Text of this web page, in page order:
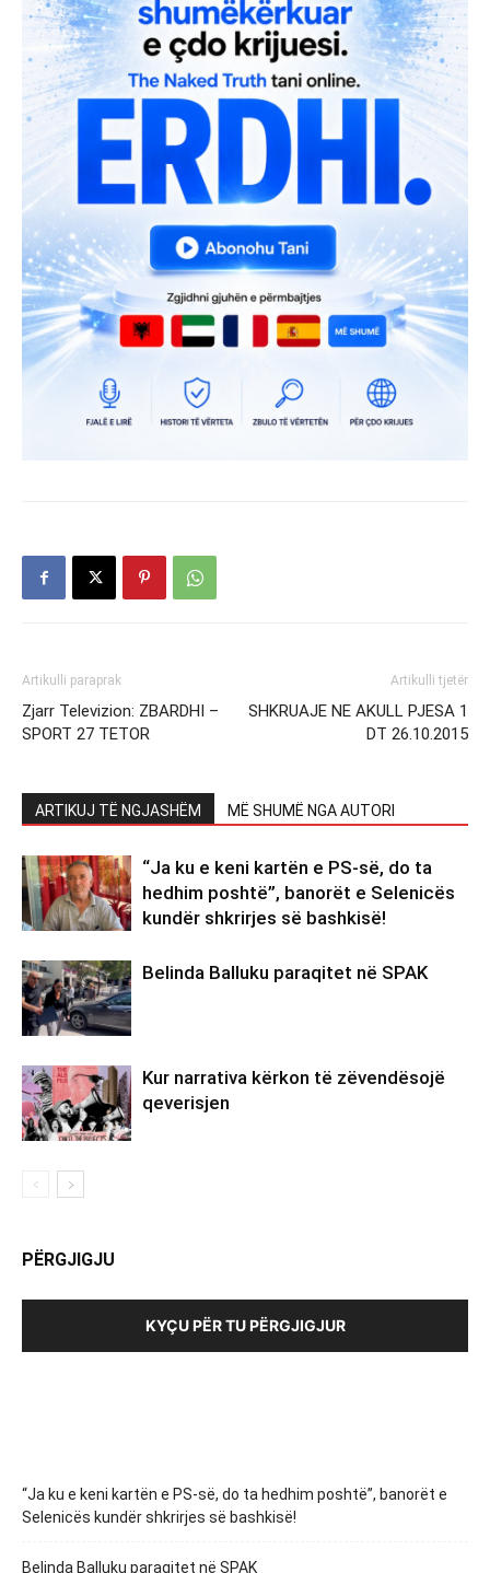
Artikulli paraprak
Zjarr Televizion: ZBARDHI –
SPORT 27 TETOR
Artikulli tjetër
SHKRUAJE NE AKULL PJESA 1
DT 26.10.2015
ARTIKUJ TË NGJASHËM MË SHUMË NGA AUTORI
“Ja ku e keni kartën e PS-së, do ta
hedhim poshtë”, banorët e Selenicës
kundër shkrirjes së bashkisë!
Belinda Balluku paraqitet në SPAK
Kur narrativa kërkon të zëvendësojë
qeverisjen
PËRGJIGJU
KYÇU PËR TU PËRGJIGJUR
“Ja ku e keni kartën e PS-së, do ta hedhim poshtë”, banorët e
Selenicës kundër shkrirjes së bashkisë!
Belinda Balluku paraqitet në SPAK